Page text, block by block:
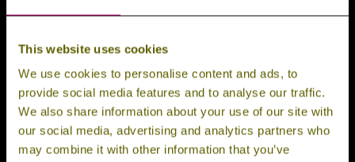
This website uses cookies
We use cookies to personalise content and ads, to
provide social media features and to analyse our traffic.
We also share information about your use of our site with
our social media, advertising and analytics partners who
may combine it with other information that you’ve